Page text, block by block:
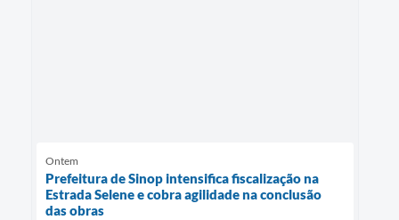
Ontem
Prefeitura de Sinop intensifica fiscalização na
Estrada Selene e cobra agilidade na conclusão
das obras